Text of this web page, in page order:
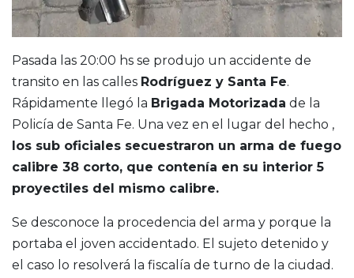
Pasada las 20:00 hs se produjo un accidente de
transito en las calles Rodríguez y Santa Fe.
Rápidamente llegó la Brigada Motorizada de la
Policía de Santa Fe. Una vez en el lugar del hecho ,
los sub oficiales secuestraron un arma de fuego
calibre 38 corto, que contenía en su interior 5
proyectiles del mismo calibre.
Se desconoce la procedencia del arma y porque la
portaba el joven accidentado. El sujeto detenido y
el caso lo resolverá la fiscalía de turno de la ciudad.